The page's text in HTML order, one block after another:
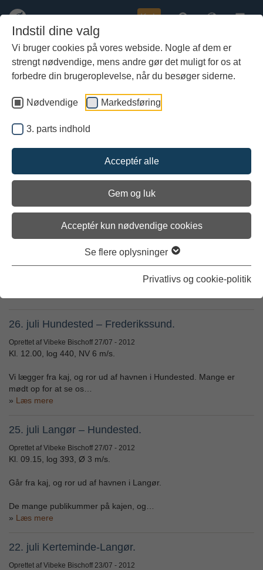
Indstil dine valg
Vi bruger cookies på vores webside. Nogle af dem er
strengt nødvendige, mens andre gør det muligt for os at
forbedre din brugeroplevelse, når du besøger siderne.
Nødvendige Markedsføring
3. parts indhold
Acceptér alle
Gem og luk
Acceptér kun nødvendige cookies
Se flere oplysninger
Privatlivs og cookie-politik
indhold
Køb
Skibets logbog
Af skipper Vibeke Bischoff
En blog med uddrag fra Havhingstens logbog, der beskriver
kurs, vejrforhold og sejladsens forløb.
28. juli. Frederikssund - Roskilde.
Oprettet af Vibeke Bischoff
Kl. 10.00, log 257, S 5 m/s.
26. juli Hundested – Frederikssund.
Oprettet af Vibeke Bischoff27/07 - 2012
Kl. 12.00, log 440, NV 6 m/s.
Vi lægger fra kaj, og ror ud af havnen i Hundested. Mange er
mødt op for at se os…
Læs mere
25. juli Langør – Hundested.
Oprettet af Vibeke Bischoff27/07 - 2012
Kl. 09.15, log 393, Ø 3 m/s.
Går fra kaj, og ror ud af havnen i Langør.
De mange publikummer på kajen, og…
Læs mere
22. juli Kerteminde-Langør.
Oprettet af Vibeke Bischoff23/07 - 2012